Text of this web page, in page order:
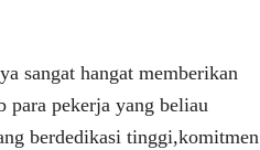
sangat hangat memberikan
para pekerja yang beliau
berdedikasi tinggi,komitmen